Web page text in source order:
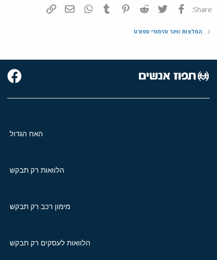
Share: פייסבוק Twitter
Reddit
Pinterest
Tumblr
WhatsAppדואר אלקטרוני
המלצות ווינר והימורי ספורט
האח הגדול
הלוואות רק תבקש
מימון רכב רק תבקש
הלוואות לעסקים רק תבקש